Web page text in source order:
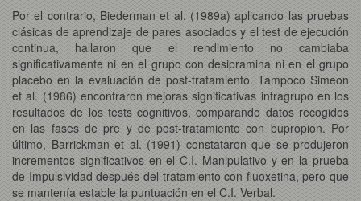
Por el contrario, Biederman et al. (1989a) aplicando las pruebas
clásicas de aprendizaje de pares asociados y el test de ejecución
continua, hallaron que el rendimiento no cambiaba
significativamente ni en el grupo con desipramina ni en el grupo
placebo en la evaluación de post-tratamiento. Tampoco Simeon
et al. (1986) encontraron mejoras significativas intragrupo en los
resultados de los tests cognitivos, comparando datos recogidos
en las fases de pre y de post-tratamiento con bupropion. Por
último, Barrickman et al. (1991) constataron que se produjeron
incrementos significativos en el C.I. Manipulativo y en la prueba
de Impulsividad después del tratamiento con fluoxetina, pero que
se mantenía estable la puntuación en el C.I. Verbal.